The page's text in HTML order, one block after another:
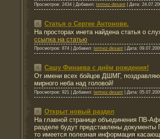
Просмотров: 2434 Добавил: termez-desant Дата:
Статья о Сергее Антонове.
На просторах инета найдена статья о
ссылка на статью
Просмотров: 874 Добавил: termez-desant Дата:
Сашу Финаева с днём рождения!
От имени всех бойцов ДШМГ,
мирного неба над головой!
Просмотров: 921 Добавил: termez-desant Дата:
Открыт новый раздел
На главной странице объединения ПВ-
разделе будут представлены документы
то имеется полезная информация